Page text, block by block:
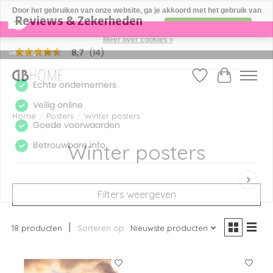
8,7
14 Reviews ×
Geproduceerd in eigen drukkerij - Gratis verzending vanaf € 49 - Levertijd: 2-5
werkdagen
Verlanglijst
Home Posters Winter posters
Winter posters
Filters weergeven
18 producten Sorteren op Nieuwste producten
Door het gebruiken van onze website, ga je akkoord met het gebruik van
cookies om onze website te verbeteren.
Meer over cookies »